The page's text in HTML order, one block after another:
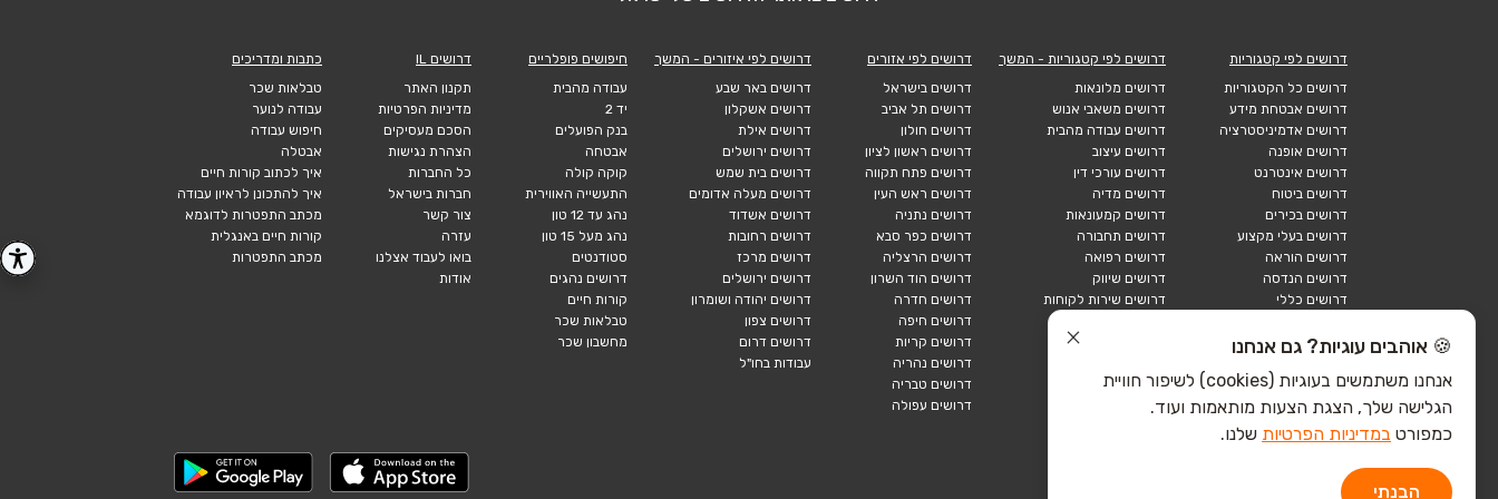
דרושים לפי קטגוריות
דרושים כל הקטגוריות
דרושים אבטחת מידע
דרושים אדמיניסטרציה
דרושים אופנה
דרושים אינטרנט
דרושים ביטוח
דרושים בכירים
דרושים בעלי מקצוע
דרושים הוראה
דרושים הנדסה
דרושים כללי
דרושים לוגיסטיקה
דרושים מכירות
הייטק חומרה
דרושים לפי קטגוריות - המשך
דרושים מלונאות
דרושים משאבי אנוש
דרושים עבודה מהבית
דרושים עיצוב
דרושים עורכי דין
דרושים מדיה
דרושים קמעונאות
דרושים תחבורה
דרושים רפואה
דרושים שיווק
דרושים שירות לקוחות
הייטק כללי
הייטק תוכנה
דרושים לפי אזורים
דרושים בישראל
דרושים תל אביב
דרושים חולון
דרושים ראשון לציון
דרושים פתח תקווה
דרושים ראש העין
דרושים נתניה
דרושים כפר סבא
דרושים הרצליה
דרושים הוד השרון
דרושים חדרה
דרושים חיפה
דרושים קריות
דרושים נהריה
דרושים טבריה
דרושים עפולה
דרושים לפי איזורים - המשך
דרושים באר שבע
דרושים אשקלון
דרושים אילת
דרושים ירושלים
דרושים בית שמש
דרושים מעלה אדומים
דרושים אשדוד
דרושים רחובות
דרושים מרכז
דרושים ירושלים
דרושים יהודה ושומרון
דרושים צפון
דרושים דרום
עבודות בחו"ל
חיפושים פופלריים
עבודה מהבית
יד 2
בנק הפועלים
אבטחה
קוקה קולה
התעשייה האווירית
נהג עד 12 טון
נהג מעל 15 טון
סטודנטים
דרושים נהגים
קורות חיים
טבלאות שכר
מחשבון שכר
דרושים IL
תקנון האתר
מדיניות הפרטיות
הסכם מעסיקים
הצהרת נגישות
כל החברות
חברות בישראל
צור קשר
עזרה
בואו לעבוד אצלנו
אודות
כתבות ומדריכים
טבלאות שכר
עבודה לנוער
חיפוש עבודה
אבטלה
איך לכתוב קורות חיים
איך להתכונן לראיון עבודה
מכתב התפטרות לדוגמא
קורות חיים באנגלית
מכתב התפטרות
🍪 אוהבים עוגיות? גם אנחנו
אנחנו משתמשים בעוגיות (cookies) לשיפור חוויית
הגלישה שלך, הצגת הצעות מותאמות ועוד.
כמפורט במדיניות הפרטיות שלנו.
הבנתי